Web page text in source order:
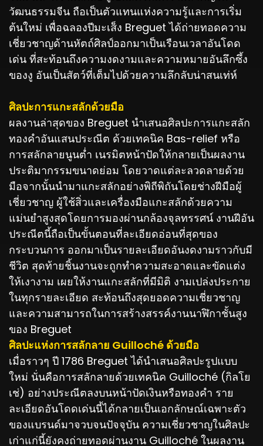
วัฒนธรรมจีน ถือเป็นตัวแทนแห่งความรู้และการเริ่ม
ต้นใหม่ เพื่อฉลองปีมะเส็ง Breguet ได้ถ่ายทอดความ
เชี่ยวชาญด้านหัตถ์ศิลป์ออกมาเป็นเรือนเวลาอันโดด
เด่น ที่สะท้อนถึงความงดงามและความหมายอันลึกซึ้ง
ของงู อันเป็นสัตว์ที่เต็มไปด้วยความลึกลับน่าสนเท่ห์
ศิลปะการแกะสลักด้วยมือ
ผลงานล่าสุดของ Breguet นำเสนอศิลปะการแกะสลัก
ทองคำอันแสนประณีต ด้วยเทคนิค Bas-relief หรือ
การสลักลายนูนต่ำ เนรมิตหน้าปัดให้กลายเป็นผลงาน
ประติมากรรมขนาดย่อม โดยวาดแต่ละลวดลายด้วย
มือจากนั้นนำมาแกะสลักอย่างพิถีพิถันโดยช่างฝีมือผู้
เชี่ยวชาญ ผู้ใช้สิ่วและเครื่องมือแกะสลักด้วยความ
แม่นยำสูงสุดโดยการมองผ่านกล้องจุลทรรศน์ งานฝีอัน
ประณีตนี้ถือเป็นขั้นตอนที่ละเอียดอ่อนที่สุดของ
กระบวนการ ออกมาเป็นรายละเอียดอันงดงามราวกับมี
ชีวิต สุดท้ายชิ้นงานจะถูกทำความสะอาดและขัดแต่ง
ให้เงางาม เผยให้งานแกะสลักที่มีมิติ งามเปล่งประกาย
ในทุกรายละเอียด สะท้อนถึงสุดยอดความเชี่ยวชาญ
และความสามารถในการสร้างสรรค์งานนาฬิกาชั้นสูง
ของ Breguet
ศิลปะแห่งการสลักลาย Guilloché ด้วยมือ
เมื่อราวๆ ปี 1786 Breguet ได้นำเสนอศิลปะรูปแบบ
ใหม่ นั่นคือการสลักลายด้วยเทคนิค Guilloché (กิลโย
เช่) อย่างประณีตลงบนหน้าปัดเงินหรือทองคำ ราย
ละเอียดอันโดดเด่นนี้ได้กลายเป็นเอกลักษณ์เฉพาะตัว
ของแบรนด์มาจวบจนปัจจุบัน ความเชี่ยวชาญในศิลปะ
เก่าแก่นี้ยังคงถ่ายทอดผ่านงาน Guilloché ในผลงาน